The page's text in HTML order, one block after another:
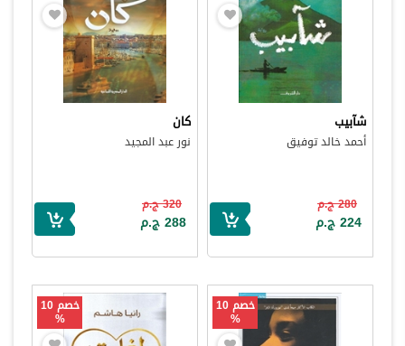
شآبيب
أحمد خالد توفيق
280 ج.م
224 ج.م
كان
نور عبد المجيد
320 ج.م
288 ج.م
خصم 10
%
خصم 10
%